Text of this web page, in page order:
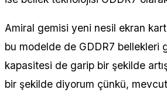
Amiral gemisi yeni nesil ekran
bu modelde de GDDR7 bellekleri
kapasitesi de garip bir şekilde
bir şekilde diyorum çünkü,